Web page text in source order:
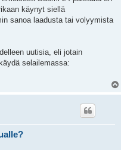
käynyt siellä
sanoa laadusta tai volyymista
uutisia, eli jotain
selailemassa: